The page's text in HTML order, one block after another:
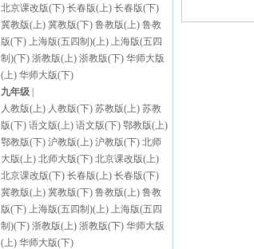
北京课改版(下) 长春版(上) 长春版(下)
冀教版(上) 冀教版(下) 鲁教版(上) 鲁教
版(下) 上海版(五四制)(上) 上海版(五四
制)(下) 浙教版(上) 浙教版(下) 华师大版
(上) 华师大版(下)
九年级
人教版(上) 人教版(下) 苏教版(上) 苏教
版(下) 语文版(上) 语文版(下) 鄂教版(上)
鄂教版(下) 沪教版(上) 沪教版(下) 北师
大版(上) 北师大版(下) 北京课改版(上)
北京课改版(下) 长春版(上) 长春版(下)
冀教版(上) 冀教版(下) 鲁教版(上) 鲁教
版(下) 上海版(五四制)(上) 上海版(五四
制)(下) 浙教版(上) 浙教版(下) 华师大版
(上) 华师大版(下)